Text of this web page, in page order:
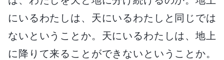
にいるわたしは、天にいるわたしと同じでは
ないということか。天にいるわたしは、地上
に降りて来ることができないということか。